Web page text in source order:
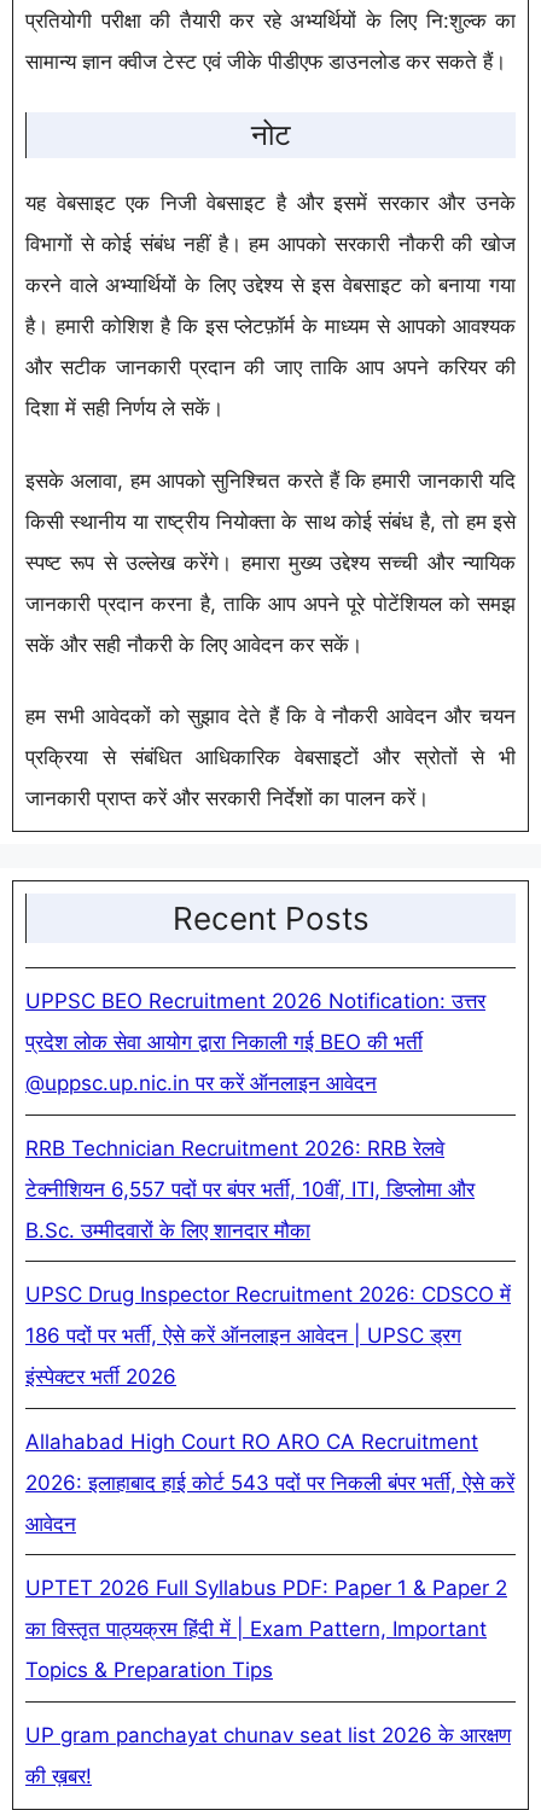
प्रतियोगी परीक्षा की तैयारी कर रहे अभ्यर्थियों के लिए नि:शुल्क का
सामान्य ज्ञान क्वीज टेस्ट एवं जीके पीडीएफ डाउनलोड कर सकते हैं।
नोट
यह वेबसाइट एक निजी वेबसाइट है और इसमें सरकार और उनके
विभागों से कोई संबंध नहीं है। हम आपको सरकारी नौकरी की खोज
करने वाले अभ्यार्थियों के लिए उद्देश्य से इस वेबसाइट को बनाया गया
है। हमारी कोशिश है कि इस प्लेटफ़ॉर्म के माध्यम से आपको आवश्यक
और सटीक जानकारी प्रदान की जाए ताकि आप अपने करियर की
दिशा में सही निर्णय ले सकें।
इसके अलावा, हम आपको सुनिश्चित करते हैं कि हमारी जानकारी यदि
किसी स्थानीय या राष्ट्रीय नियोक्ता के साथ कोई संबंध है, तो हम इसे
स्पष्ट रूप से उल्लेख करेंगे। हमारा मुख्य उद्देश्य सच्ची और न्यायिक
जानकारी प्रदान करना है, ताकि आप अपने पूरे पोटेंशियल को समझ
सकें और सही नौकरी के लिए आवेदन कर सकें।
हम सभी आवेदकों को सुझाव देते हैं कि वे नौकरी आवेदन और चयन
प्रक्रिया से संबंधित आधिकारिक वेबसाइटों और स्रोतों से भी
जानकारी प्राप्त करें और सरकारी निर्देशों का पालन करें।
Recent Posts
UPPSC BEO Recruitment 2026 Notification: उत्तर
प्रदेश लोक सेवा आयोग द्वारा निकाली गई BEO की भर्ती
@uppsc.up.nic.in पर करें ऑनलाइन आवेदन
RRB Technician Recruitment 2026: RRB रेलवे
टेक्नीशियन 6,557 पदों पर बंपर भर्ती, 10वीं, ITI, डिप्लोमा और
B.Sc. उम्मीदवारों के लिए शानदार मौका
UPSC Drug Inspector Recruitment 2026: CDSCO में
186 पदों पर भर्ती, ऐसे करें ऑनलाइन आवेदन | UPSC ड्रग
इंस्पेक्टर भर्ती 2026
Allahabad High Court RO ARO CA Recruitment
2026: इलाहाबाद हाई कोर्ट 543 पदों पर निकली बंपर भर्ती, ऐसे करें
आवेदन
UPTET 2026 Full Syllabus PDF: Paper 1 & Paper 2
का विस्तृत पाठ्यक्रम हिंदी में | Exam Pattern, Important
Topics & Preparation Tips
UP gram panchayat chunav seat list 2026 के आरक्षण
की ख़बर!